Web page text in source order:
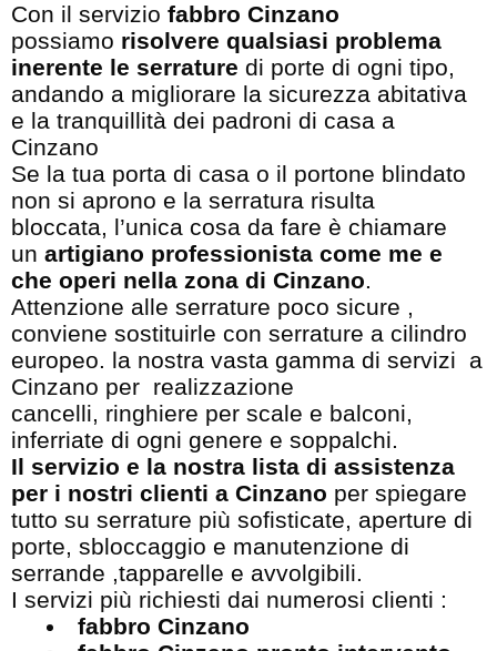
Con il servizio fabbro Cinzano
possiamo risolvere qualsiasi problema
inerente le serrature di porte di ogni tipo,
andando a migliorare la sicurezza abitativa
e la tranquillità dei padroni di casa a
Cinzano
Se la tua porta di casa o il portone blindato
non si aprono e la serratura risulta
bloccata, l’unica cosa da fare è chiamare
un artigiano professionista come me e
che operi nella zona di Cinzano.
Attenzione alle serrature poco sicure ,
conviene sostituirle con serrature a cilindro
europeo. la nostra vasta gamma di servizi a
Cinzano per realizzazione
cancelli, ringhiere per scale e balconi,
inferriate di ogni genere e soppalchi.
Il servizio e la nostra lista di assistenza
per i nostri clienti a Cinzano per spiegare
tutto su serrature più sofisticate, aperture di
porte, sbloccaggio e manutenzione di
serrande ,tapparelle e avvolgibili.
I servizi più richiesti dai numerosi clienti :
fabbro Cinzano